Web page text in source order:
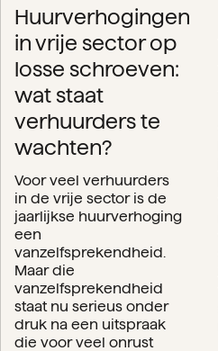
Huurverhogingen
in vrije sector op
losse schroeven:
wat staat
verhuurders te
wachten?
Voor veel verhuurders
in de vrije sector is de
jaarlijkse huurverhoging
een
vanzelfsprekendheid.
Maar die
vanzelfsprekendheid
staat nu serieus onder
druk na een uitspraak
die voor veel onrust